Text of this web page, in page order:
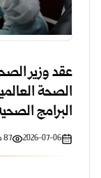
عقد وزير
الصحة
البرامج
2026-07-06
87